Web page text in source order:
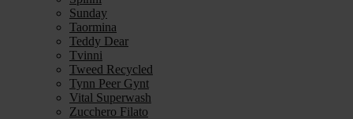
Sunday
Taormina
Teddy Dear
Tvinni
Tweed Recycled
Tynn Peer Gynt
Vital Superwash
Zucchero Filato